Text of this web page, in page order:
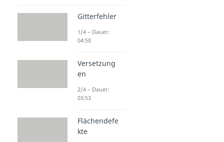
Gitterfehler
1/4 – Dauer:
04:50
Versetzung
en
2/4 – Dauer:
03:53
Flächendefe
kte